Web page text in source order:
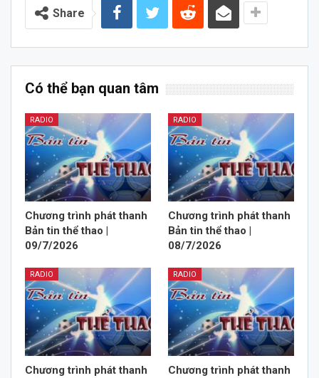
Share
Có thể bạn quan tâm
RADIO
Chương trình phát thanh
Bản tin thể thao |
09/7/2026
RADIO
Chương trình phát thanh
Bản tin thể thao |
08/7/2026
RADIO
Chương trình phát thanh
RADIO
Chương trình phát thanh